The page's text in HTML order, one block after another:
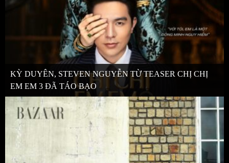
KỲ DUYÊN, STEVEN NGUYỄN TỪ TEASER CHỊ CHỊ
EM EM 3 ĐÃ TÁO BẠO